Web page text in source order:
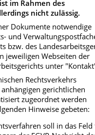
im Rahmen des
nicht zulässig.
Dokumente notwendige
und
bzw. des
jeweiligen Webseiten der
unter
Rechtsverkehrs
gerichtlichen
zugeordnet werden
Hinweise gebeten:
soll in das